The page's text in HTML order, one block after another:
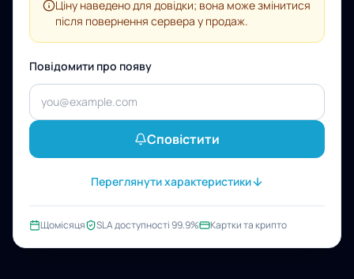
Ціну наведено для довідки; вона може змінитися
після повернення сервера у продаж.
Повідомити про появу
Сповістити
Переглянути характеристики
Щомісяця SLA доступності 99.9% Картки та крипто